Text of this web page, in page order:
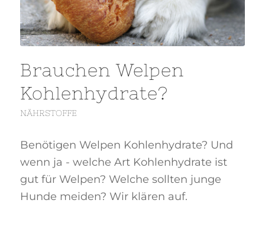
Brauchen Welpen
Kohlenhydrate?
NÄHRSTOFFE
Benötigen Welpen Kohlenhydrate? Und
wenn ja - welche Art Kohlenhydrate ist
gut für Welpen? Welche sollten junge
Hunde meiden? Wir klären auf.